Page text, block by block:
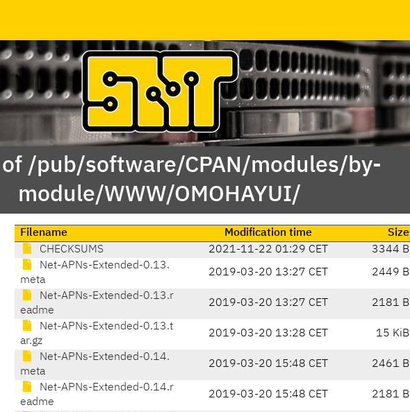
/pub/software/CPAN/modules/by-
module/WWW/OMOHAYUI/
Filename Modification time
Size
CHECKSUMS
2021-11-22 01:29 CET
3344 B
Net-APNs-Extended-0.13.
meta
2019-03-20 13:27 CET 2449 B
Net-APNs-Extended-0.13.r
eadme
2019-03-20 13:27 CET 2181 B
Net-APNs-Extended-0.13.t
ar.gz
2019-03-20 13:28 CET 15 KiB
Net-APNs-Extended-0.14.
meta
2019-03-20 15:48 CET 2461 B
Net-APNs-Extended-0.14.r
eadme
2019-03-20 15:48 CET 2181 B